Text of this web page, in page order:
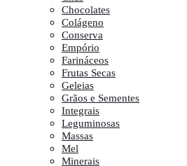
Chocolates
Colágeno
Conserva
Empório
Farináceos
Frutas Secas
Geleias
Grãos e Sementes
Integrais
Leguminosas
Massas
Mel
Minerais